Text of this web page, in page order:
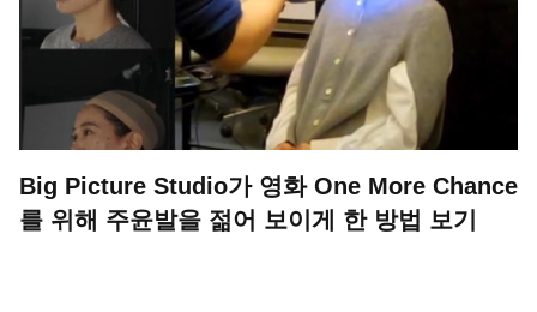
Big Picture Studio가 영화 One More Chance
를 위해 주윤발을 젊어 보이게 한 방법 보기